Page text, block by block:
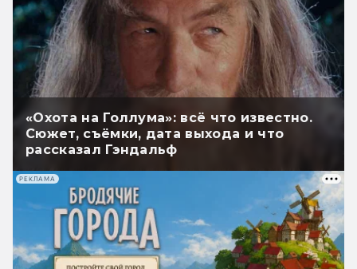
«Охота на Голлума»: всё что известно.
Сюжет, съёмки, дата выхода и что
рассказал Гэндальф
РЕКЛАМА